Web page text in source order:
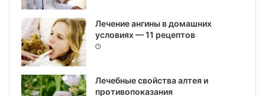
Лечение ангины в домашних
условиях — 11 рецептов
Лечебные свойства алтея и
противопоказания